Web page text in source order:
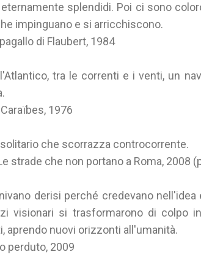
splendidi. Poi ci sono
impinguano e si arricchiscono.
di Flaubert, 1984
tra le correnti e i venti, un
1976
che scorrazza controcorrente.
strade che non portano a Roma, 2008
derisi perché credevano
visionari si trasformarono di colpo
aprendo nuovi orizzonti all'umanità.
perduto, 2009